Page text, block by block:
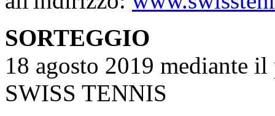
SORTEGGIO
18 agosto 2019 mediante
SWISS TENNIS